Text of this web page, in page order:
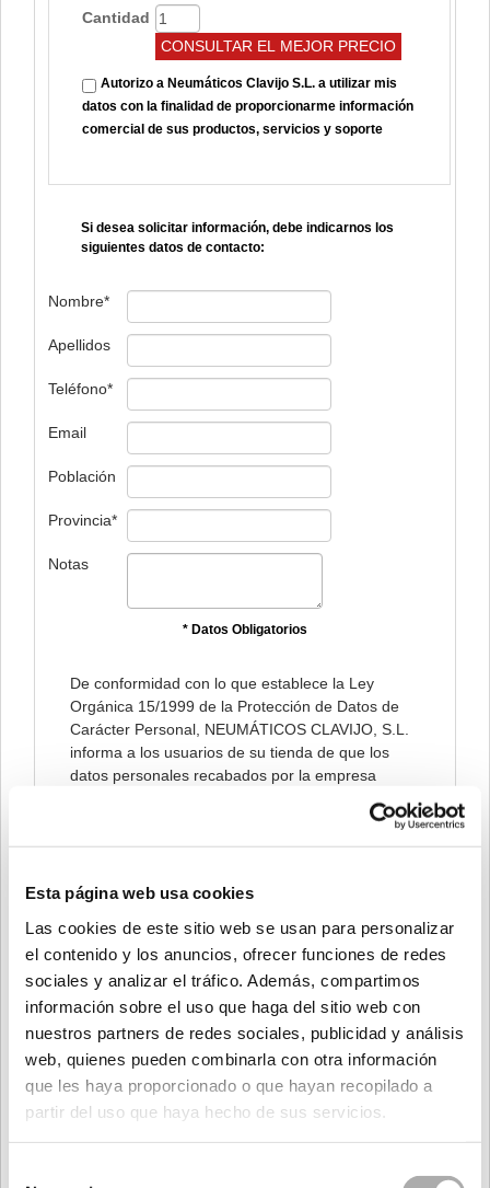
Esta página web usa cookies
Las cookies de este sitio web se usan para personalizar
el contenido y los anuncios, ofrecer funciones de redes
sociales y analizar el tráfico. Además, compartimos
información sobre el uso que haga del sitio web con
nuestros partners de redes sociales, publicidad y análisis
web, quienes pueden combinarla con otra información
que les haya proporcionado o que hayan recopilado a
partir del uso que haya hecho de sus servicios.
Cantidad
Autorizo a Neumáticos Clavijo S.L. a utilizar mis
datos con la finalidad de proporcionarme información
comercial de sus productos, servicios y soporte
Si desea solicitar información, debe indicarnos los
siguientes datos de contacto:
Nombre*
Apellidos
Teléfono*
Email
Población
Provincia*
Notas
* Datos Obligatorios
De conformidad con lo que establece la Ley
Orgánica 15/1999 de la Protección de Datos de
Carácter Personal, NEUMÁTICOS CLAVIJO, S.L.
informa a los usuarios de su tienda de que los
datos personales recabados por la empresa
mediante los formularios sitos en sus páginas,
serán introducidos en un fichero automatizado
bajo la responsabilidad de NEUMÁTICOS
agilizar y cumplir los compromisos establecidos
Así mismo, nuestra empresa informa de la
posibilidad de ejercer los derechos de acceso,
cancelación, rectificación y oposición mediante un
escrito a la direccióninfo@neumaticosclavijo.com
Mientras no nos comunique lo contrario,
entenderemos que sus datos no han sido
modificados, que usted se compromete a
notificarnos cualquier variación y que tenemos el